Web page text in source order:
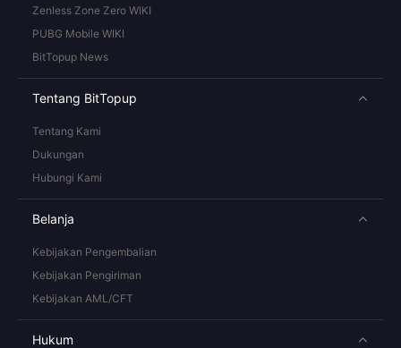
Zenless Zone Zero WIKI
PUBG Mobile WIKI
BitTopup News
Tentang BitTopup
Tentang Kami
Dukungan
Hubungi Kami
Belanja
Kebijakan Pengembalian
Kebijakan Pengiriman
Kebijakan AML/CFT
Hukum